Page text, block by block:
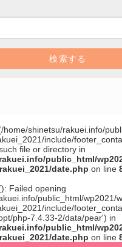
home/shinetsu/rakuei.info/
include/
file or directory in
public_html/
date.php on line
Failed opening
public_html/wp2021/
include/
php-7.4.33-2/data/pear') in
public_html/
date.php on line